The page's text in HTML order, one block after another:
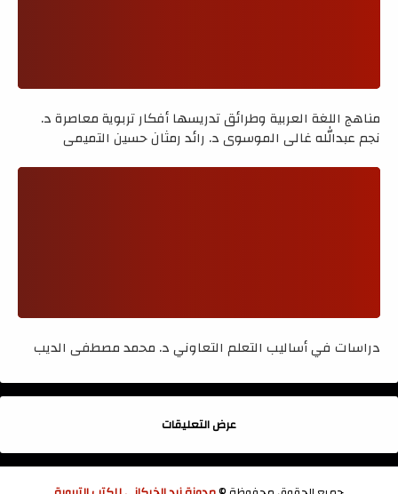
مناهج اللغة العربية وطرائق تدريسها أفكار تربوية معاصرة د.
نجم عبدالله غالي الموسوي د. رائد رمثان حسين التميمي
دراسات في أساليب التعلم التعاوني د. محمد مصطفى الديب
عرض التعليقات